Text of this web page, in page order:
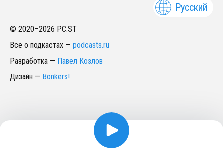
Русский
© 2020–2026 PC.ST
Все о подкастах — podcasts.ru
Разработка — Павел Козлов
Дизайн — Bonkers!